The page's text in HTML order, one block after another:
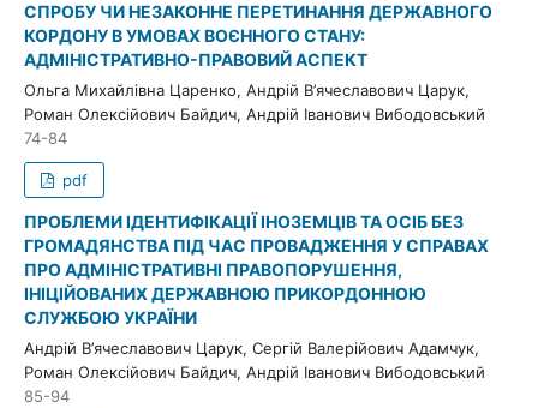
СПРОБУ ЧИ НЕЗАКОННЕ ПЕРЕТИНАННЯ ДЕРЖАВНОГО
КОРДОНУ В УМОВАХ ВОЄННОГО СТАНУ:
АДМІНІСТРАТИВНО-ПРАВОВИЙ АСПЕКТ
Ольга Михайлівна Царенко, Андрій В’ячеславович Царук,
Роман Олексійович Байдич, Андрій Іванович Вибодовський
74-84
pdf
ПРОБЛЕМИ ІДЕНТИФІКАЦІЇ ІНОЗЕМЦІВ ТА ОСІБ БЕЗ
ГРОМАДЯНСТВА ПІД ЧАС ПРОВАДЖЕННЯ У СПРАВАХ
ПРО АДМІНІСТРАТИВНІ ПРАВОПОРУШЕННЯ,
ІНІЦІЙОВАНИХ ДЕРЖАВНОЮ ПРИКОРДОННОЮ
СЛУЖБОЮ УКРАЇНИ
Андрій В’ячеславович Царук, Сергій Валерійович Адамчук,
Роман Олексійович Байдич, Андрій Іванович Вибодовський
85-94